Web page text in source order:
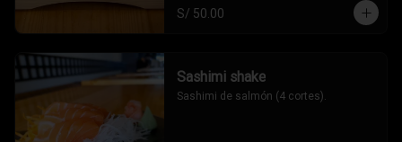
S/ 50.00
Sashimi shake
Sashimi de salmón (4 cortes).